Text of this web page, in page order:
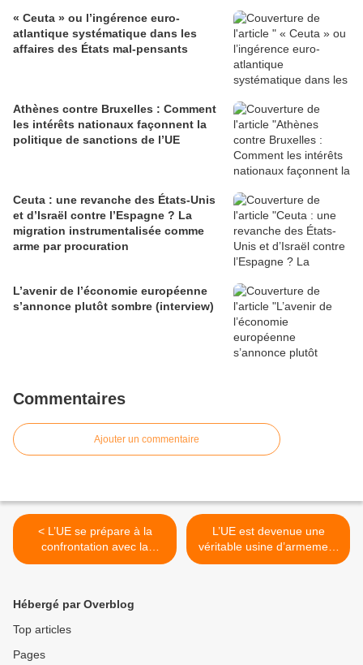
« Ceuta » ou l’ingérence euro-
atlantique systématique dans les
affaires des États mal-pensants
Athènes contre Bruxelles : Comment
les intérêts nationaux façonnent la
politique de sanctions de l’UE
Ceuta : une revanche des États-Unis
et d’Israël contre l’Espagne ? La
migration instrumentalisée comme
arme par procuration
L’avenir de l’économie européenne
s’annonce plutôt sombre (interview)
Commentaires
Ajouter un commentaire
< L’UE se prépare à la
confrontation avec la
Russie
L’UE est devenue une
véritable usine d’armement
pour l’Ukraine >
Hébergé par Overblog
Top articles
Pages